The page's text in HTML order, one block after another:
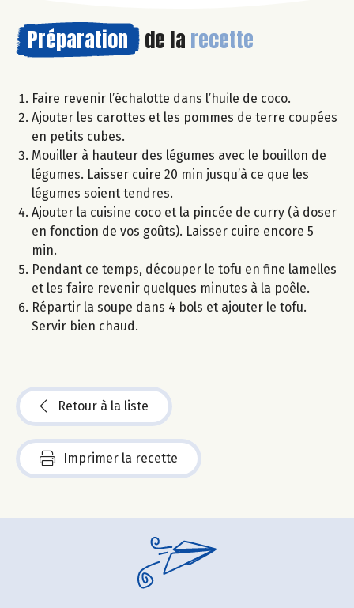
Préparation de la recette
Faire revenir l’échalotte dans l’huile de coco.
Ajouter les carottes et les pommes de terre coupées
en petits cubes.
Mouiller à hauteur des légumes avec le bouillon de
légumes. Laisser cuire 20 min jusqu’à ce que les
légumes soient tendres.
Ajouter la cuisine coco et la pincée de curry (à doser
en fonction de vos goûts). Laisser cuire encore 5
min.
Pendant ce temps, découper le tofu en fine lamelles
et les faire revenir quelques minutes à la poêle.
Répartir la soupe dans 4 bols et ajouter le tofu.
Servir bien chaud.
Retour à la liste
Imprimer la recette